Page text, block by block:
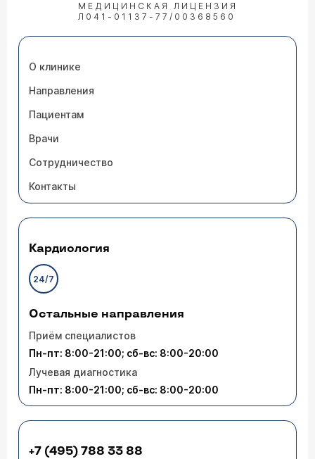
МЕДИЦИНСКАЯ ЛИЦЕНЗИЯ
Л041-01137-77/00368560
О клинике
Направления
Пациентам
Врачи
Сотрудничество
Контакты
Кардиология
24/7
Остальные направления
Приём специалистов
Пн-пт: 8:00-21:00; сб-вс: 8:00-20:00
Лучевая диагностика
Пн-пт: 8:00-21:00; сб-вс: 8:00-20:00
+7 (495) 788 33 88